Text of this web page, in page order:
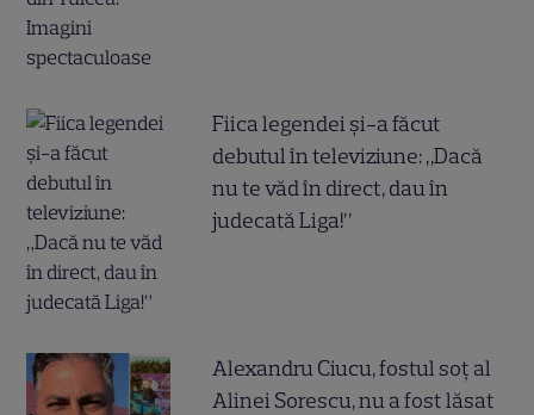
Fiica legendei și-a făcut
debutul în televiziune: „Dacă
nu te văd în direct, dau în
judecată Liga!”
Alexandru Ciucu, fostul soț al
Alinei Sorescu, nu a fost lăsat